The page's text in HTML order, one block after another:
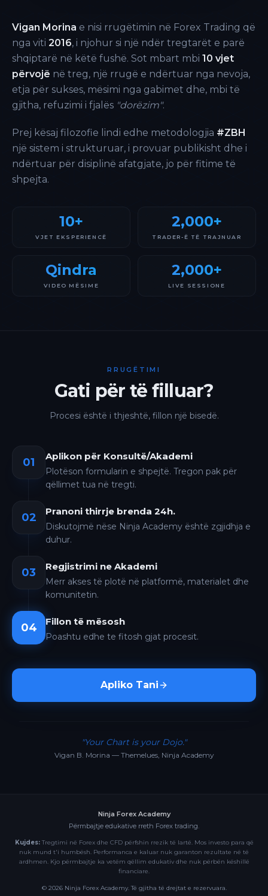
Vigan Morina e nisi rrugëtimin në Forex Trading që
nga viti 2016, i njohur si një ndër tregtarët e parë
shqiptarë në këtë fushë. Sot mbart mbi 10 vjet
përvojë në treg, një rrugë e ndërtuar nga nevoja,
etja për sukses, mësimi nga gabimet dhe, mbi të
gjitha, refuzimi i fjalës "dorëzim".
Prej kësaj filozofie lindi edhe metodologjia #ZBH
një sistem i strukturuar, i provuar publikisht dhe i
ndërtuar për disiplinë afatgjate, jo për fitime të
shpejta.
10+
VJET EKSPERIENCË
2,000+
TRADER-Ë TË TRAJNUAR
Qindra
VIDEO MËSIME
2,000+
LIVE SESSIONE
RRUGËTIMI
Gati për të filluar?
Procesi është i thjeshtë, fillon një bisedë.
01 Aplikon për Konsultë/Akademi
Plotëson formularin e shpejtë. Tregon pak për
qëllimet tua në tregti.
02 Pranoni thirrje brenda 24h.
Diskutojmë nëse Ninja Academy është zgjidhja e
duhur.
03 Regjistrimi ne Akademi
Merr akses të plotë në platformë, materialet dhe
komunitetin.
04 Fillon të mësosh
Poashtu edhe te fitosh gjat procesit.
Apliko Tani
"Your Chart is your Dojo."
Vigan B. Morina — Themelues, Ninja Academy
Ninja Forex Academy
Përmbajtje edukative rreth Forex trading.
Kujdes:Tregtimi në Forex dhe CFD përfshin rrezik të lartë. Mos investo para që
nuk mund t'i humbësh. Performanca e kaluar nuk garanton rezultate në të
ardhmen. Kjo përmbajtje ka vetëm qëllim edukativ dhe nuk përbën këshillë
financiare.
© 2026Ninja Forex Academy. Të gjitha të drejtat e rezervuara.